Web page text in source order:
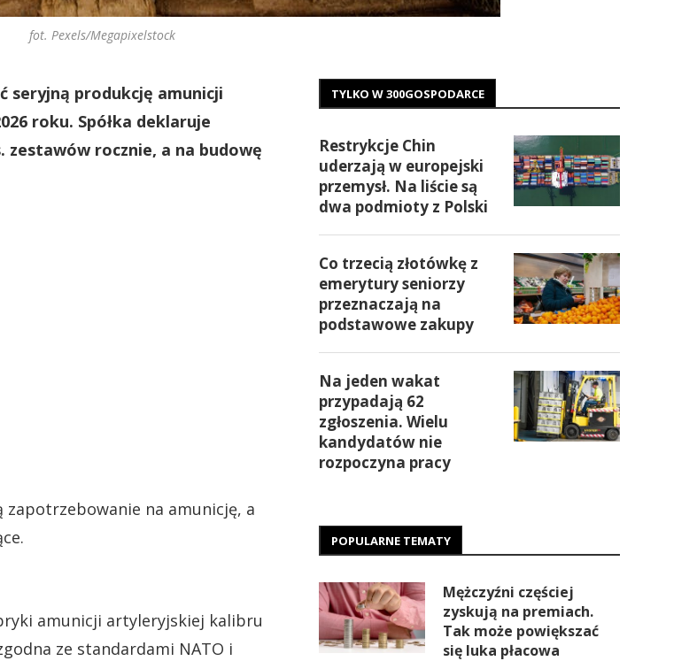
fot. Pexels/Megapixelstock
seryjną produkcję amunicji
roku. Spółka deklaruje
zestawów rocznie, a na budowę
zapotrzebowanie na amunicję, a
amunicji artyleryjskiej kalibru
ze standardami NATO i
TYLKO W 300GOSPODARCE
Restrykcje Chin
uderzają w europejski
przemysł. Na liście są
dwa podmioty z Polski
Co trzecią złotówkę z
emerytury seniorzy
przeznaczają na
podstawowe zakupy
Na jeden wakat
przypadają 62
zgłoszenia. Wielu
kandydatów nie
rozpoczyna pracy
POPULARNE TEMATY
Mężczyźni częściej
zyskują na premiach.
Tak może powiększać
się luka płacowa